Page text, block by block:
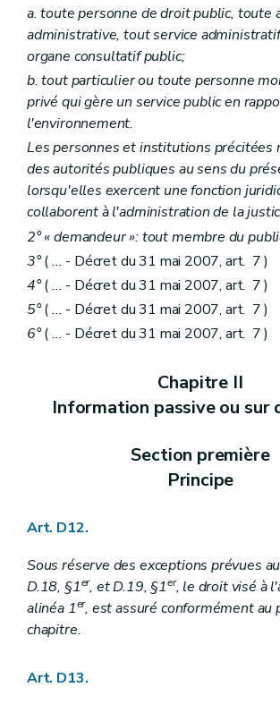
Art. R 43
Art. R 44
Art. R 45
Partie V
Evaluation des incidences sur
Chapitre premier Définitions
Art. R 46
Chapitre II
Section première L'enquête
Art. R 48
Art. R 49
Section 2 Incidences
Art. R 50
Art. R 51
Chapitre III Système d'évaluation des incidences des
Art. R 53
Art. R 54
Section première
Forme et contenu de la
Art. R 55
Forme et contenu de
Art. R 57
Agrément, suspension et retrait
Sous-section première
Critères
Art. R 61
Art. R 62
Art. R 63
Art. R 64
a. toute personne de droit public, toute
administrative, tout service
organe consultatif public;
b. tout particulier ou toute personne
privé qui gère un service public en
l'environnement.
Les personnes et institutions précitées
des autorités publiques au sens du
lorsqu'elles exercent une fonction
collaborent à l'administration de la
2° « demandeur »: tout membre du
3°(... - Décret du 31 mai 2007, art. 7 )
4°(... - Décret du 31 mai 2007, art. 7 )
5°(... - Décret du 31 mai 2007, art. 7 )
6°(... - Décret du 31 mai 2007, art. 7 )
Chapitre II
Information passive ou sur
Section première
Principe
Art. D12.
Sous réserve des exceptions prévues
D.18, §1er, et D.19, §1er, le droit visé à
alinéa 1er, est assuré conformément au
chapitre.
Art. D13.